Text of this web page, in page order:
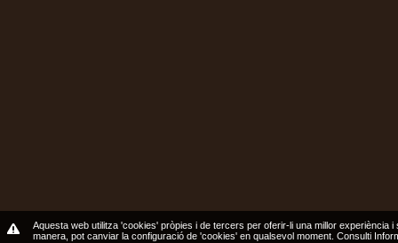
Aquesta web utilitza 'cookies' pròpies i de tercers per oferir-li una millor
manera, pot canviar la configuració de 'cookies' en qualsevol moment. Consulti